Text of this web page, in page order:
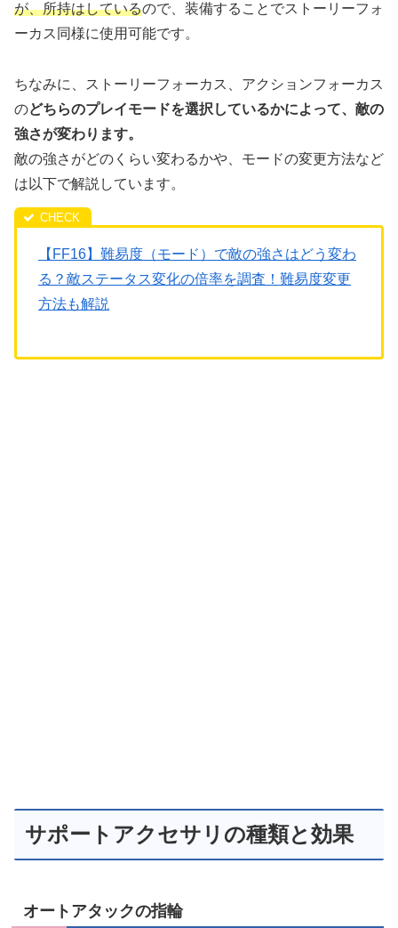
が、所持はしているので、装備することでストーリーフォ
ーカス同様に使用可能です。
ちなみに、ストーリーフォーカス、アクションフォーカス
のどちらのプレイモードを選択しているかによって、敵の
強さが変わります。
敵の強さがどのくらい変わるかや、モードの変更方法など
は以下で解説しています。
【FF16】難易度（モード）で敵の強さはどう変わ
る？敵ステータス変化の倍率を調査！難易度変更
方法も解説
サポートアクセサリの種類と効果
オートアタックの指輪